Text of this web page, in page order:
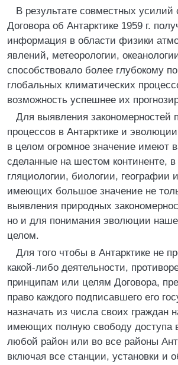
В результате совместных усилий
Договора об Антарктике 1959 г.
информация в области физики
явлений, метеорологии,
способствовало более глубокому
глобальных климатических
возможность успешнее их
Для выявления закономерностей
процессов в Антарктике и
в целом огромное значение имеют
сделанные на шестом континенте, в
гляциологии, биологии, географии
имеющих большое значение не
выявления природных
но и для понимания эволюции
целом.
Для того чтобы в Антарктике не
какой-либо деятельности,
принципам или целям Договора,
право каждого подписавшего его
назначать из числа своих граждан
имеющих полную свободу доступа
любой район или во все районы
включая все станции, установки и